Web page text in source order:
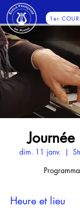
1er
dim. 11 janv.
  |
Heure et lieu